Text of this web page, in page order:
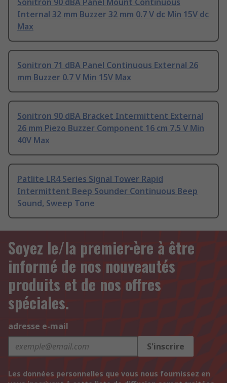
Sonitron 90 dBA Panel Mount Continuous
Internal 32 mm Buzzer 32 mm 0.7 V dc Min 15V dc
Max
Sonitron 71 dBA Panel Continuous External 26
mm Buzzer 0.7 V Min 15V Max
Sonitron 90 dBA Bracket Intermittent External
26 mm Piezo Buzzer Component 16 cm 7.5 V Min
40V Max
Patlite LR4 Series Signal Tower Rapid
Intermittent Beep Sounder Continuous Beep
Sound, Sweep Tone
Soyez le/la premier·ère à être
informé de nos nouveautés
produits et de nos offres
spéciales.
adresse e-mail
S'inscrire
Les données personnelles que vous nous fournissez en